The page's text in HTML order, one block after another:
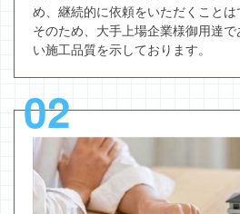
め、継続的に依頼をいただくことは
そのため、大手上場企業様御用達
い施工品質を示しております。
02